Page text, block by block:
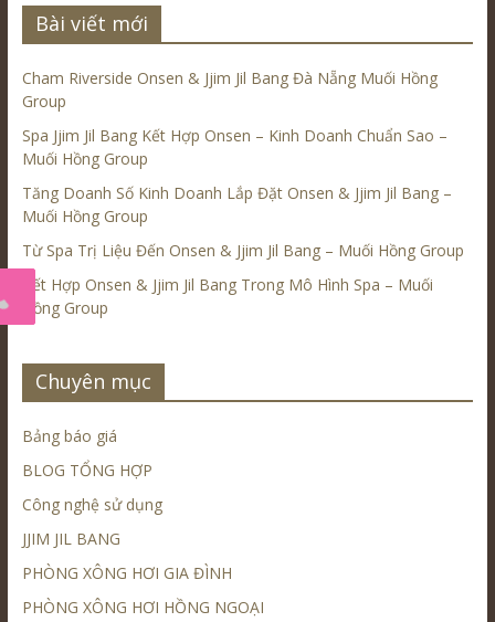
Bài viết mới
Cham Riverside Onsen & Jjim Jil Bang Đà Nẵng Muối Hồng
Group
Spa Jjim Jil Bang Kết Hợp Onsen – Kinh Doanh Chuẩn Sao –
Muối Hồng Group
Tăng Doanh Số Kinh Doanh Lắp Đặt Onsen & Jjim Jil Bang –
Muối Hồng Group
Từ Spa Trị Liệu Đến Onsen & Jjim Jil Bang – Muối Hồng Group
Kết Hợp Onsen & Jjim Jil Bang Trong Mô Hình Spa – Muối
Hồng Group
Chuyên mục
Bảng báo giá
BLOG TỔNG HỢP
Công nghệ sử dụng
JJIM JIL BANG
PHÒNG XÔNG HƠI GIA ĐÌNH
PHÒNG XÔNG HƠI HỒNG NGOẠI